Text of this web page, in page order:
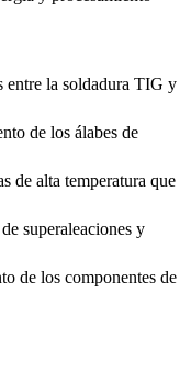
entre la soldadura TIG y
de los álabes de
de alta temperatura que
superaleaciones y
de los componentes de